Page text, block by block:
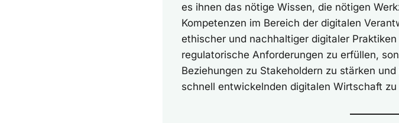
es ihnen das nötige Wissen, die nötigen
Kompetenzen im Bereich der digitalen
ethischer und nachhaltiger digitaler
regulatorische Anforderungen zu erfüllen,
Beziehungen zu Stakeholdern zu stärken
schnell entwickelnden digitalen Wirtschaft zu